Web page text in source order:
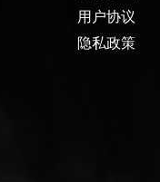
用户协议
隐私政策